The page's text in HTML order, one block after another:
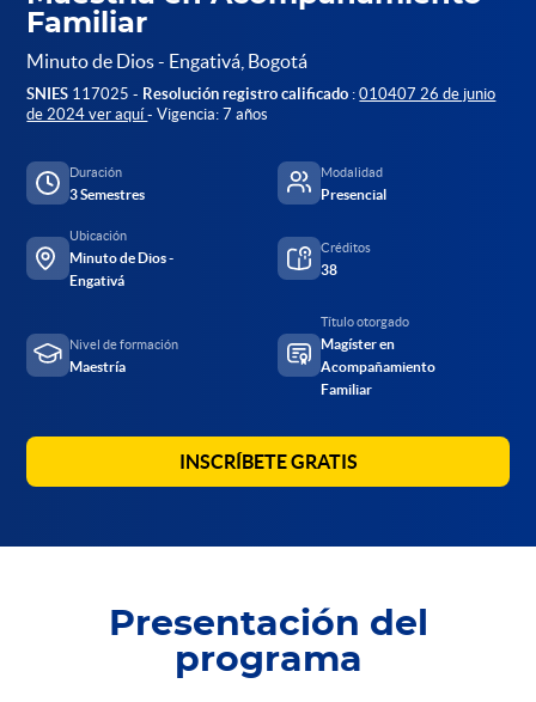
Familiar
Minuto de Dios - Engativá, Bogotá
SNIES 117025 - Resolución registro calificado :010407 26 de junio
de 2024 ver aquí- Vigencia: 7 años
Duración
3 Semestres
Modalidad
Presencial
Ubicación
Minuto de Dios -
Engativá
Créditos
38
Nivel de formación
Maestría
Título otorgado
Magíster en
Acompañamiento
Familiar
INSCRÍBETE GRATIS
Presentación del
programa